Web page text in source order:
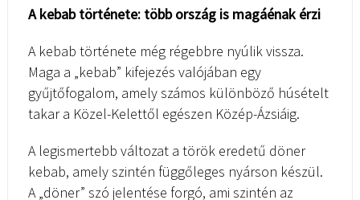
A kebab története: több ország is magáénak érzi
A kebab története még régebbre nyúlik vissza.
Maga a „kebab” kifejezés valójában egy
gyűjtőfogalom, amely számos különböző húsételt
takar a Közel-Kelettől egészen Közép-Ázsiáig.
A legismertebb változat a török eredetű döner
kebab, amely szintén függőleges nyárson készül.
A „döner” szó jelentése forgó, ami szintén az